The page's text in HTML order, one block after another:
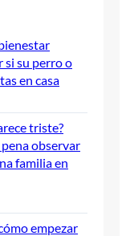
si su perro o
en casa
triste?
pena observar
familia en
empezar